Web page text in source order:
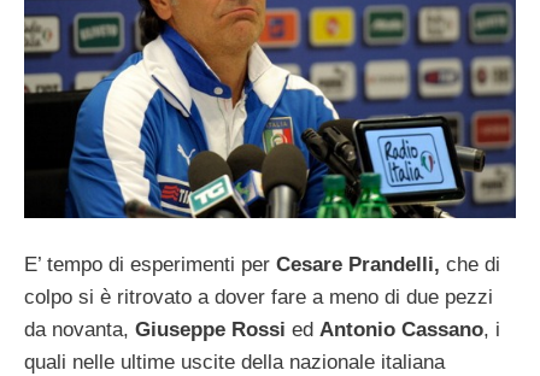
E’ tempo di esperimenti per Cesare Prandelli, che di
colpo si è ritrovato a dover fare a meno di due pezzi
da novanta, Giuseppe Rossi ed Antonio Cassano, i
quali nelle ultime uscite della nazionale italiana